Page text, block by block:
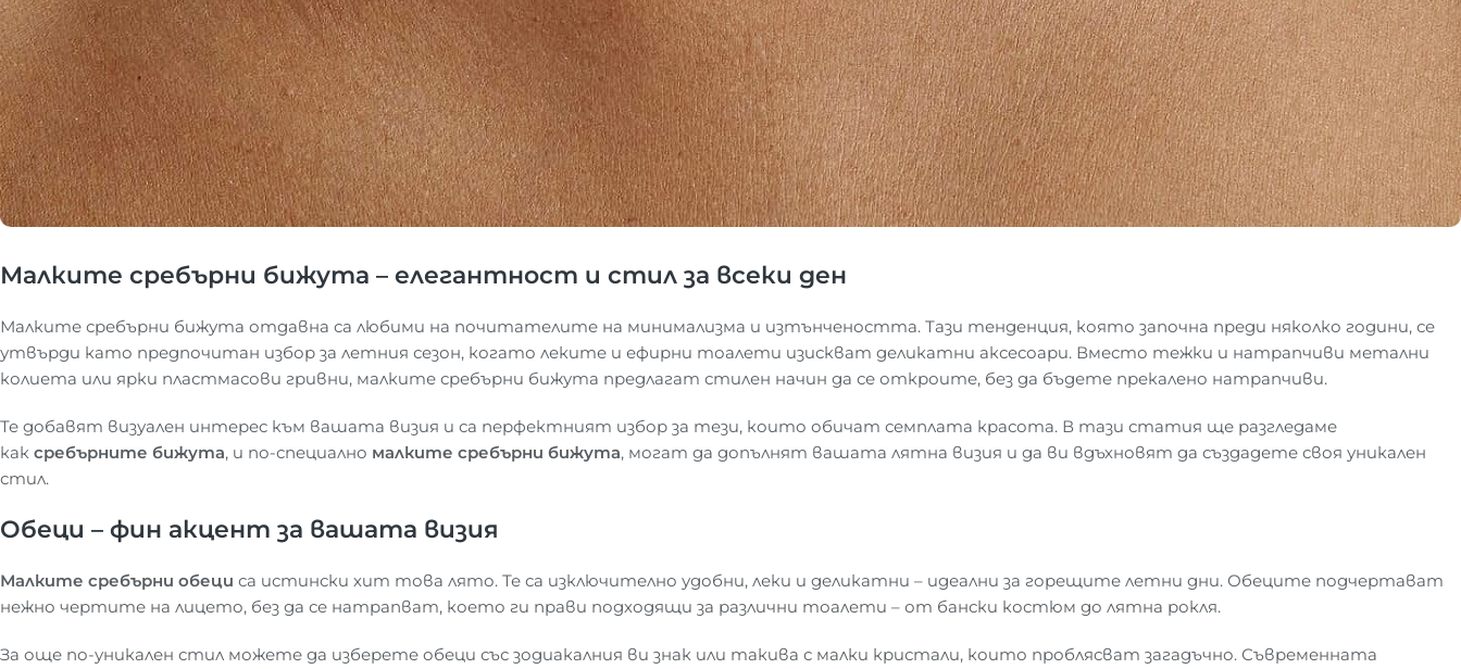
Малките сребърни бижута – елегантност и стил за всеки ден
Малките сребърни бижута отдавна са любими на почитателите на минимализма и изтънчеността. Тази тенденция, която започна преди няколко години, се
утвърди като предпочитан избор за летния сезон, когато леките и ефирни тоалети изискват деликатни аксесоари. Вместо тежки и натрапчиви метални
колиета или ярки пластмасови гривни, малките сребърни бижута предлагат стилен начин да се откроите, без да бъдете прекалено натрапчиви.
Те добавят визуален интерес към вашата визия и са перфектният избор за тези, които обичат семплата красота. В тази статия ще разгледаме
как сребърните бижута, и по-специално малките сребърни бижута, могат да допълнят вашата лятна визия и да ви вдъхновят да създадете своя уникален
стил.
Обеци – фин акцент за вашата визия
Малките сребърни обеци са истински хит това лято. Те са изключително удобни, леки и деликатни – идеални за горещите летни дни. Обеците подчертават
нежно чертите на лицето, без да се натрапват, което ги прави подходящи за различни тоалети – от бански костюм до лятна рокля.
За още по-уникален стил можете да изберете обеци със зодиакалния ви знак или такива с малки кристали, които проблясват загадъчно. Съвременната